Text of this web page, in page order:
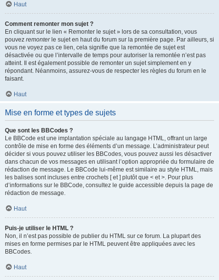
Haut
Comment remonter mon sujet ?
En cliquant sur le lien « Remonter le sujet » lors de sa consultation, vous
pouvez remonterle sujet en haut du forum sur la première page. Par ailleurs, si
vous ne voyez pas ce lien, cela signifie que la remontée de sujet est
désactivée ou que l’intervalle de temps pour autoriser la remontée n’est pas
atteint. Il est également possible de remonter un sujet simplement en y
répondant. Néanmoins, assurez-vous de respecter les règles du forum en le
faisant.
Haut
Mise en forme et types de sujets
Que sont les BBCodes ?
Le BBCode est une implantation spéciale au langage HTML, offrant un large
contrôle de mise en forme des éléments d’un message. L’administrateur peut
décider si vous pouvez utiliser les BBCodes, vous pouvez aussi les désactiver
dans chacun de vos messages en utilisant l’option appropriée du formulaire de
rédaction de message. Le BBCode lui-même est similaire au style HTML, mais
les balises sont incluses entre crochets [ et ] plutôt que < et >. Pour plus
d’informations sur le BBCode, consultez le guide accessible depuis la page de
rédaction de message.
Haut
Puis-je utiliser le HTML ?
Non, il n’est pas possible de publier du HTML sur ce forum. La plupart des
mises en forme permises par le HTML peuvent être appliquées avec les
BBCodes.
Haut